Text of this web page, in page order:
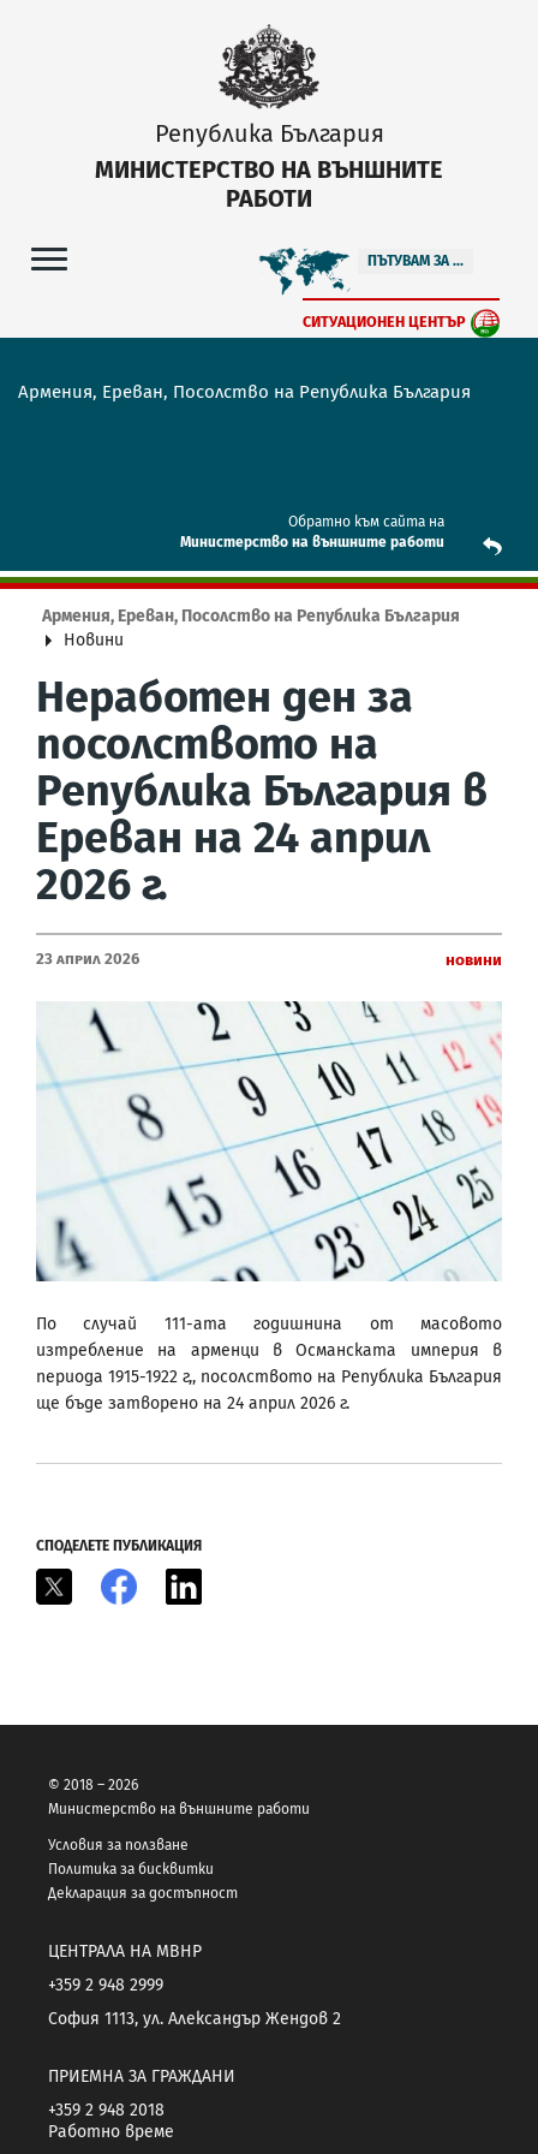
Република България
МИНИСТЕРСТВО НА ВЪНШНИТЕ
РАБОТИ
ПЪТУВАМ ЗА ...
СИТУАЦИОНЕН ЦЕНТЪР
Армения, Ереван, Посолство на Република България
Обратно към сайта на
Mинистерство на външните работи
Армения, Ереван, Посолство на Република България
Новини
Неработен ден за
посолството на
Република България в
Ереван на 24 април
2026 г.
23 Април 2026 Новини
По случай 111-ата годишнина от масовото
изтребление на арменци в Османската империя в
периода 1915-1922 г,, посолството на Република България
ще бъде затворено на 24 април 2026 г.
СПОДЕЛЕТЕ ПУБЛИКАЦИЯ
Facebook
© 2018 – 2026
Министерство на външните работи
Условия за ползване
Политика за бисквитки
Декларация за достъпност
ЦЕНТРАЛА НА МВНР
+359 2 948 2999
София 1113, ул. Александър Жендов 2
ПРИЕМНА ЗА ГРАЖДАНИ
+359 2 948 2018
Работно време